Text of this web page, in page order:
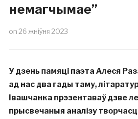
немагчымае”
on 26 жніўня 2023
У дзень памяці паэта Алеся
ад нас два гады таму,
Івашчанка прэзентаваў дзве
прысвечаныя аналізу творчасці